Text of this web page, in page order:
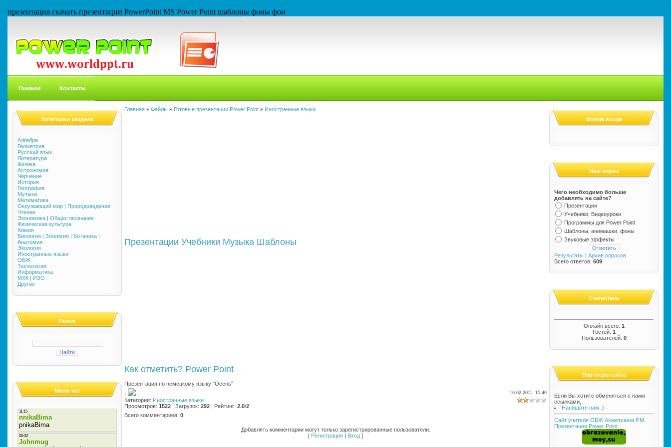
презентация скачать презентации PowerPoint MS Power Point шаблоны фоны фон
Главная Контакты
Категории раздела
Алгебра
Геометрия
Русский язык
Литература
Физика
Астрономия
Черчение
История
География
Музыка
Математика
Окружающий мир | Природоведение
Чтение
Экономика | Обществознание
Физическая культура
Химия
Биология | Зоология | Ботаника |
Анатомия
Экология
Иностранные языки
ОБЖ
Технология
Информатика
МХК | ИЗО
Другое
Поиск
Мини-чат
Главная » Файлы » Готовые презентации Power Point » Иностранные языки
Презентации Учебники Музыка Шаблоны
Как отметить? Power Point
Презентация по немецкому языку "Осень"
·
16.02.2011, 15:40
Категория: Иностранные языки
Просмотров: 1522 | Загрузок: 292 | Рейтинг: 2.0/2
Всего комментариев: 0
Добавлять комментарии могут только зарегистрированные пользователи.
[ Регистрация | Вход ]
Форма входа
Наш опрос
Чего необходимо больше
добавлять на сайте?
Презентации
Учебники, Видеоуроки
Программы для Power Point
Шаблоны, анимашки, фоны
Звуковые эффекты
Результаты | Архив опросов
Всего ответов: 609
Статистика
Онлайн всего: 1
Гостей: 1
Пользователей: 0
Партнеры сайта
Если Вы хотите обменяться с нами
ссылками,
Напишите нам :)
Сайт учителя ОБЖ Ахметшина Р.М.
Презентации Power Point